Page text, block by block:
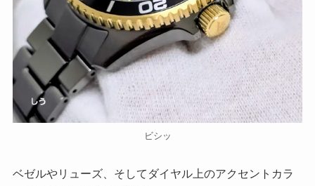
ビシッ
ベゼルやリューズ、そしてダイヤル上のアクセントカラ